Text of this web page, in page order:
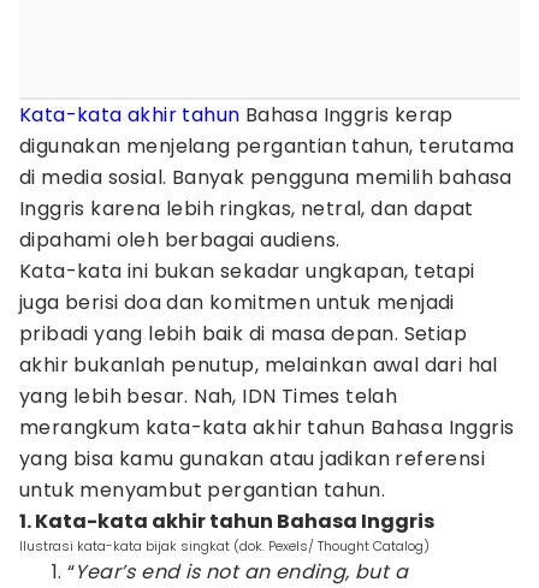
Kata-kata akhir tahun Bahasa Inggris kerap
digunakan menjelang pergantian tahun, terutama
di media sosial. Banyak pengguna memilih bahasa
Inggris karena lebih ringkas, netral, dan dapat
dipahami oleh berbagai audiens.
Kata-kata ini bukan sekadar ungkapan, tetapi
juga berisi doa dan komitmen untuk menjadi
pribadi yang lebih baik di masa depan. Setiap
akhir bukanlah penutup, melainkan awal dari hal
yang lebih besar. Nah, IDN Times telah
merangkum kata-kata akhir tahun Bahasa Inggris
yang bisa kamu gunakan atau jadikan referensi
untuk menyambut pergantian tahun.
1. Kata-kata akhir tahun Bahasa Inggris
Ilustrasi kata-kata bijak singkat (dok. Pexels/ Thought Catalog)
“Year’s end is not an ending, but a